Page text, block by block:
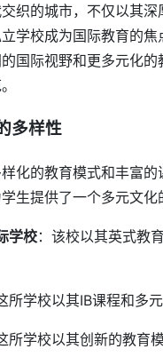
织的城市，不仅以其
学校成为国际教育的
国际视野和更多元化
多样性
化的教育模式和丰富
生提供了一个多元文
学校：该校以其英式教
所学校以其IB课程和多
所学校以其创新的教育